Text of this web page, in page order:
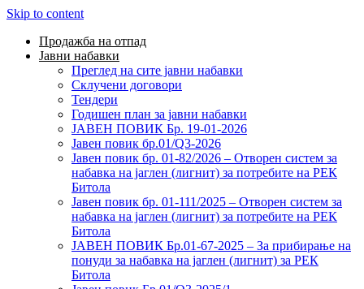
Skip to content
Продажба на отпад
Јавни набавки
Преглед на сите јавни набавки
Склучени договори
Тендери
Годишен план за јавни набавки
ЈАВЕН ПОВИК Бр. 19-01-2026
Јавен повик бр.01/Q3-2026
Јавен повик бр. 01-82/2026 – Отворен систем за
набавка на јаглен (лигнит) за потребите на РЕК
Битола
Јавен повик бр. 01-111/2025 – Отворен систем за
набавка на јаглен (лигнит) за потребите на РЕК
Битола
ЈАВЕН ПОВИК Бр.01-67-2025 – За прибирање на
понуди за набавка на јаглен (лигнит) за РЕК
Битола